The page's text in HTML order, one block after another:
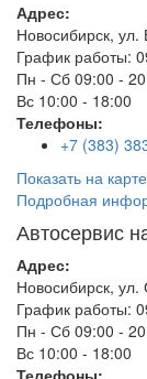
Адрес:
Новосибирск, ул.
График работы:
Пн - Сб 09:00 -
Вс 10:00 - 18:00
Телефоны:
+7 (383)
Показать на карте
Подробная
Автосервис
Адрес:
Новосибирск, ул.
График работы:
Пн - Сб 09:00 -
Вс 10:00 - 18:00